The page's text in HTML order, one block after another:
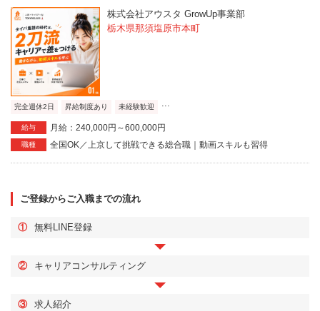
株式会社アウスタ GrowUp事業部
栃木県那須塩原市本町
完全週休2日 昇給制度あり 未経験歓迎 ...
給与 月給：240,000円～600,000円
職種 全国OK／上京して挑戦できる総合職｜動画スキルも習得
ご登録からご入職までの流れ
① 無料LINE登録
② キャリアコンサルティング
③ 求人紹介